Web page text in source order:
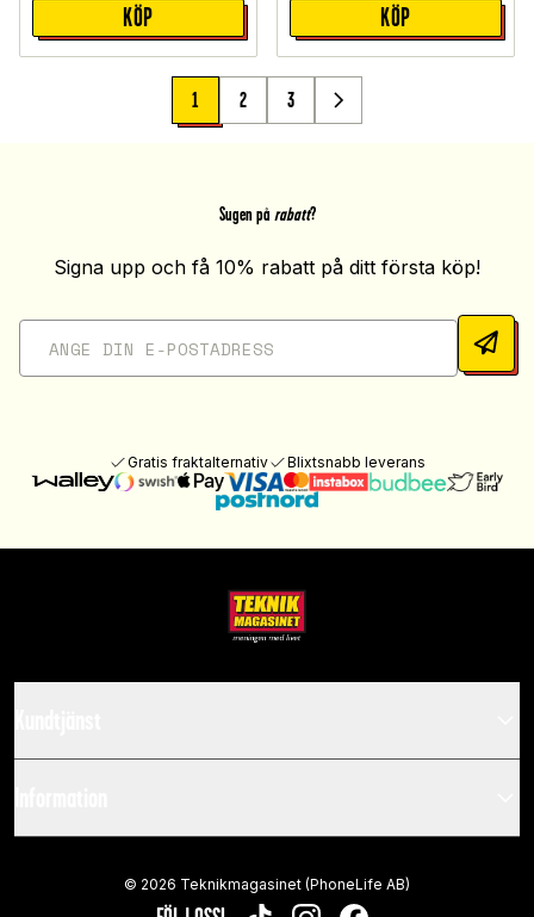
KÖP KÖP
1 2 3
Sugen på rabatt?
Signa upp och få 10% rabatt på ditt första köp!
Gratis fraktalternativ Blixtsnabb leverans
© 2026 Teknikmagasinet (PhoneLife AB)